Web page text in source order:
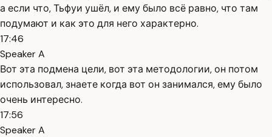
а если что, Тьфуи ушёл, и ему было всё равно, что там
подумают и как это для него характерно.
17:46
Speaker A
Вот эта подмена цели, вот эта методологии, он потом
использовал, знаете когда вот он занимался, ему было
очень интересно.
17:56
Speaker A